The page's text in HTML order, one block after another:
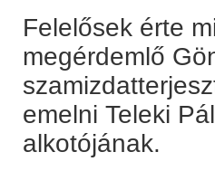
Felelősek érte
megérdemlő
emelni Teleki
alkotójának.